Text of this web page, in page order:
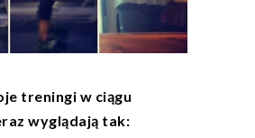
treningi w ciągu
wyglądają tak: